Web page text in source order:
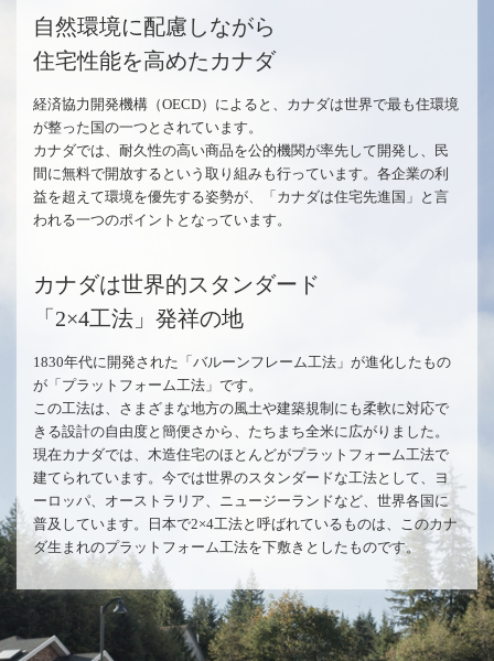
自然環境に配慮しながら
住宅性能を高めたカナダ
経済協力開発機構（OECD）によると、カナダは世界で最も住環境
が整った国の一つとされています。
カナダでは、耐久性の高い商品を公的機関が率先して開発し、民
間に無料で開放するという取り組みも行っています。各企業の利
益を超えて環境を優先する姿勢が、「カナダは住宅先進国」と言
われる一つのポイントとなっています。
カナダは世界的スタンダード
「2×4工法」発祥の地
1830年代に開発された「バルーンフレーム工法」が進化したもの
が「プラットフォーム工法」です。
この工法は、さまざまな地方の風土や建築規制にも柔軟に対応で
きる設計の自由度と簡便さから、たちまち全米に広がりました。
現在カナダでは、木造住宅のほとんどがプラットフォーム工法で
建てられています。今では世界のスタンダードな工法として、ヨ
ーロッパ、オーストラリア、ニュージーランドなど、世界各国に
普及しています。日本で2×4工法と呼ばれているものは、このカナ
ダ生まれのプラットフォーム工法を下敷きとしたものです。